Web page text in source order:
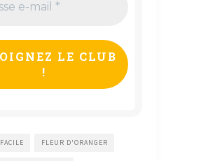
FACILE FLEUR D'ORANGER